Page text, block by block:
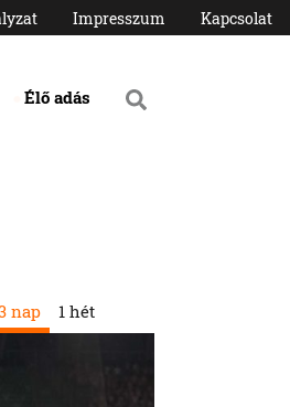
Impresszum Kapcsolat
Élő adás
nap 1 hét